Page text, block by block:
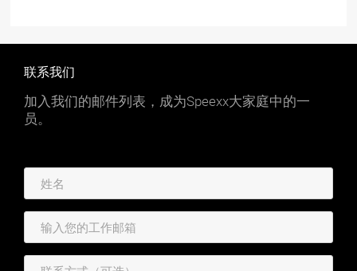
联系我们
加入我们的邮件列表，成为Speexx大家庭中的一
员。